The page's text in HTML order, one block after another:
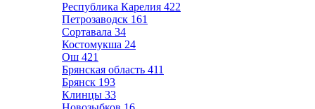
Республика Карелия 422
Петрозаводск 161
Сортавала 34
Костомукша 24
Ош 421
Брянская область 411
Брянск 193
Клинцы 33